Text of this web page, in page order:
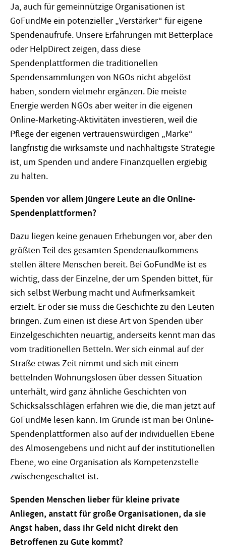
Ja, auch für gemeinnützige Organisationen ist
GoFundMe ein potenzieller „Verstärker“ für eigene
Spendenaufrufe. Unsere Erfahrungen mit Betterplace
oder HelpDirect zeigen, dass diese
Spendenplattformen die traditionellen
Spendensammlungen von NGOs nicht abgelöst
haben, sondern vielmehr ergänzen. Die meiste
Energie werden NGOs aber weiter in die eigenen
Online-Marketing-Aktivitäten investieren, weil die
Pflege der eigenen vertrauenswürdigen „Marke“
langfristig die wirksamste und nachhaltigste Strategie
ist, um Spenden und andere Finanzquellen ergiebig
zu halten.
Spenden vor allem jüngere Leute an die Online-
Spendenplattformen?
Dazu liegen keine genauen Erhebungen vor, aber den
größten Teil des gesamten Spendenaufkommens
stellen ältere Menschen bereit. Bei GoFundMe ist es
wichtig, dass der Einzelne, der um Spenden bittet, für
sich selbst Werbung macht und Aufmerksamkeit
erzielt. Er oder sie muss die Geschichte zu den Leuten
bringen. Zum einen ist diese Art von Spenden über
Einzelgeschichten neuartig, anderseits kennt man das
vom traditionellen Betteln. Wer sich einmal auf der
Straße etwas Zeit nimmt und sich mit einem
bettelnden Wohnungslosen über dessen Situation
unterhält, wird ganz ähnliche Geschichten von
Schicksalsschlägen erfahren wie die, die man jetzt auf
GoFundMe lesen kann. Im Grunde ist man bei Online-
Spendenplattformen also auf der individuellen Ebene
des Almosengebens und nicht auf der institutionellen
Ebene, wo eine Organisation als Kompetenzstelle
zwischengeschaltet ist.
Spenden Menschen lieber für kleine private
Anliegen, anstatt für große Organisationen, da sie
Angst haben, dass ihr Geld nicht direkt den
Betroffenen zu Gute kommt?